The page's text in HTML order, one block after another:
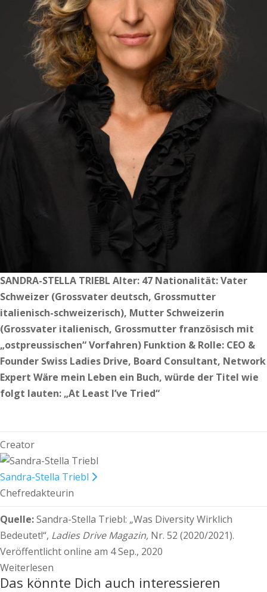
SANDRA-STELLA TRIEBL Alter: 47 Nationalität: Vater
Schweizer (Grossvater deutsch, Grossmutter
italienisch-schweizerisch), Mutter Schweizerin
(Grossvater italienisch, Grossmutter französisch mit
„ostpreussischen“ Vorfahren) Funktion & Rolle: CEO &
Founder Swiss Ladies Drive, Board Consultant, Network
Expert Wäre mein Leben ein Buch, würde der Titel wie
folgt lauten: „At Least I’ve Tried“
Creator
Sandra-Stella Triebl
Chefredakteurin
Quelle:Sandra-Stella Triebl: „Was Diversity Wirklich
Bedeutet!“, Ladies Drive Magazin, Nr. 52 (2020/2021).
Veröffentlicht online am 4 Sep., 2020
Weiterlesen
Das könnte Dich auch interessieren